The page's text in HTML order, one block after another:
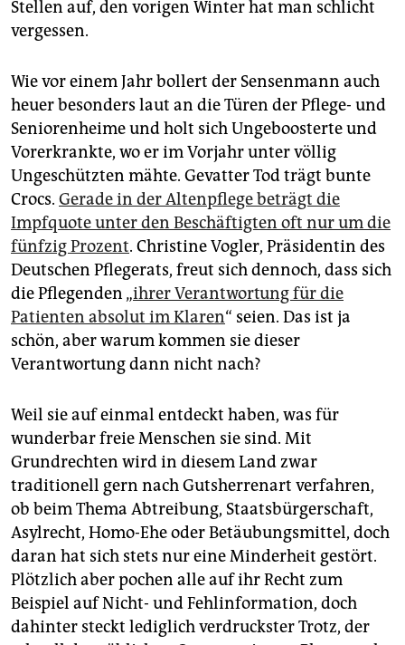
Stellen auf, den vorigen Winter hat man schlicht
vergessen.
Wie vor einem Jahr bollert der Sensenmann auch
heuer besonders laut an die Türen der Pflege- und
Seniorenheime und holt sich Ungeboosterte und
Vorerkrankte, wo er im Vorjahr unter völlig
Ungeschützten mähte. Gevatter Tod trägt bunte
Crocs. Gerade in der Altenpflege beträgt die
Impfquote unter den Beschäftigten oft nur um die
fünfzig Prozent. Christine Vogler, Präsidentin des
Deutschen Pflegerats, freut sich dennoch, dass sich
die Pflegenden „ihrer Verantwortung für die
Patienten absolut im Klaren“ seien. Das ist ja
schön, aber warum kommen sie dieser
Verantwortung dann nicht nach?
Weil sie auf einmal entdeckt haben, was für
wunderbar freie Menschen sie sind. Mit
Grundrechten wird in diesem Land zwar
traditionell gern nach Gutsherrenart verfahren,
ob beim Thema Abtreibung, Staatsbürgerschaft,
Asylrecht, Homo-Ehe oder Betäubungsmittel, doch
daran hat sich stets nur eine Minderheit gestört.
Plötzlich aber pochen alle auf ihr Recht zum
Beispiel auf Nicht- und Fehlinformation, doch
dahinter steckt lediglich verdruckster Trotz, der